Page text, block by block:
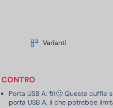
Varianti
CONTRO
Porta USB A: 🔌😕 Queste
porta USB A, il che potrebbe